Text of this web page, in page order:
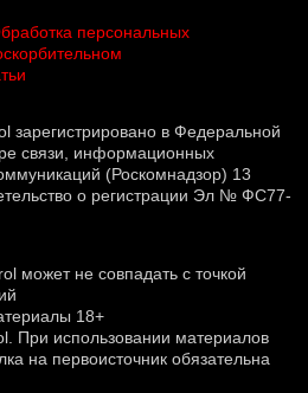
персональных
зарегистрировано в Федеральной
связи, информационных
(Роскомнадзор) 13
о регистрации Эл № ФС77-
может не совпадать с точкой
18+
При использовании материалов
на первоисточник обязательна